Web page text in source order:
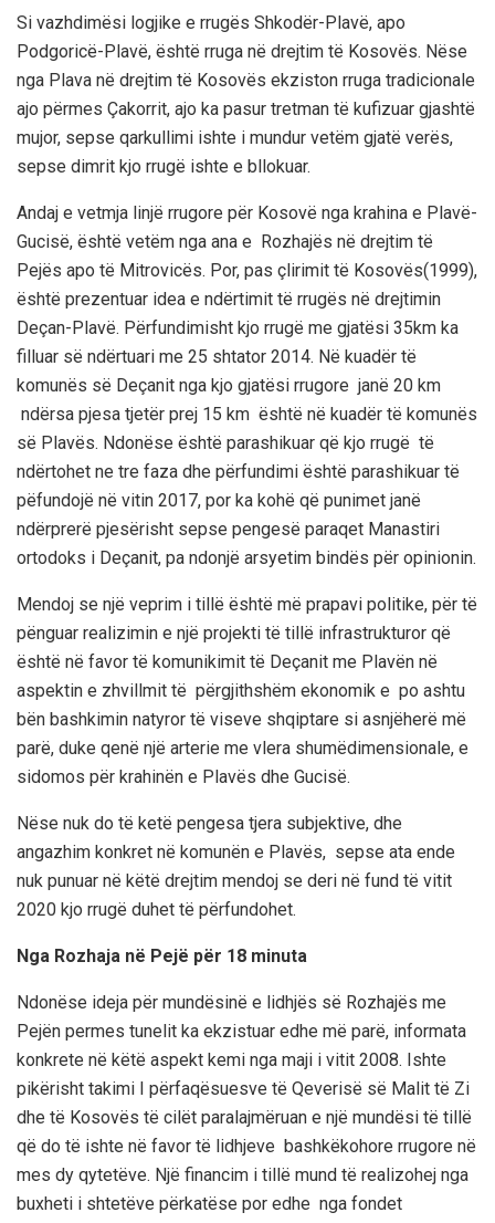
Si vazhdimësi logjike e rrugës Shkodër-Plavë, apo
Podgoricë-Plavë, është rruga në drejtim të Kosovës. Nëse
nga Plava në drejtim të Kosovës ekziston rruga tradicionale
ajo përmes Çakorrit, ajo ka pasur tretman të kufizuar gjashtë
mujor, sepse qarkullimi ishte i mundur vetëm gjatë verës,
sepse dimrit kjo rrugë ishte e bllokuar.
Andaj e vetmja linjë rrugore për Kosovë nga krahina e Plavë-
Gucisë, është vetëm nga ana e Rozhajës në drejtim të
Pejës apo të Mitrovicës. Por, pas çlirimit të Kosovës(1999),
është prezentuar idea e ndërtimit të rrugës në drejtimin
Deçan-Plavë. Përfundimisht kjo rrugë me gjatësi 35km ka
filluar së ndërtuari me 25 shtator 2014. Në kuadër të
komunës së Deçanit nga kjo gjatësi rrugore janë 20 km
ndërsa pjesa tjetër prej 15 km është në kuadër të komunës
së Plavës. Ndonëse është parashikuar që kjo rrugë të
ndërtohet ne tre faza dhe përfundimi është parashikuar të
pëfundojë në vitin 2017, por ka kohë që punimet janë
ndërprerë pjesërisht sepse pengesë paraqet Manastiri
ortodoks i Deçanit, pa ndonjë arsyetim bindës për opinionin.
Mendoj se një veprim i tillë është më prapavi politike, për të
pënguar realizimin e një projekti të tillë infrastrukturor që
është në favor të komunikimit të Deçanit me Plavën në
aspektin e zhvillmit të përgjithshëm ekonomik e po ashtu
bën bashkimin natyror të viseve shqiptare si asnjëherë më
parë, duke qenë një arterie me vlera shumëdimensionale, e
sidomos për krahinën e Plavës dhe Gucisë.
Nëse nuk do të ketë pengesa tjera subjektive, dhe
angazhim konkret në komunën e Plavës, sepse ata ende
nuk punuar në këtë drejtim mendoj se deri në fund të vitit
2020 kjo rrugë duhet të përfundohet.
Nga Rozhaja në Pejë për 18 minuta
Ndonëse ideja për mundësinë e lidhjës së Rozhajës me
Pejën permes tunelit ka ekzistuar edhe më parë, informata
konkrete në këtë aspekt kemi nga maji i vitit 2008. Ishte
pikërisht takimi I përfaqësuesve të Qeverisë së Malit të Zi
dhe të Kosovës të cilët paralajmëruan e një mundësi të tillë
që do të ishte në favor të lidhjeve bashkëkohore rrugore në
mes dy qytetëve. Një financim i tillë mund të realizohej nga
buxheti i shtetëve përkatëse por edhe nga fondet